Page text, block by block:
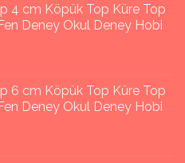
4 cm Köpük Top Küre Top
Deney Okul Deney Hobi
6 cm Köpük Top Küre Top
Deney Okul Deney Hobi